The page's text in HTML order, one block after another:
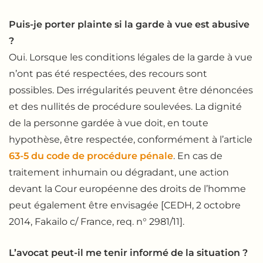
Puis-je porter plainte si la garde à vue est abusive
?
Oui. Lorsque les conditions légales de la garde à vue
n’ont pas été respectées, des recours sont
possibles. Des irrégularités peuvent être dénoncées
et des nullités de procédure soulevées. La dignité
de la personne gardée à vue doit, en toute
hypothèse, être respectée, conformément à l’article
63-5 du code de procédure pénale. En cas de
traitement inhumain ou dégradant, une action
devant la Cour européenne des droits de l’homme
peut également être envisagée [CEDH, 2 octobre
2014, Fakailo c/ France, req. n° 2981/11].
L’avocat peut-il me tenir informé de la situation ?